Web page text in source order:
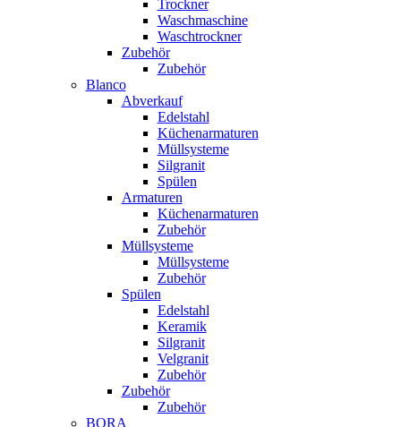
Trockner
Waschmaschine
Waschtrockner
Zubehör
Zubehör
Blanco
Abverkauf
Edelstahl
Küchenarmaturen
Müllsysteme
Silgranit
Spülen
Armaturen
Küchenarmaturen
Zubehör
Müllsysteme
Müllsysteme
Zubehör
Spülen
Edelstahl
Keramik
Silgranit
Velgranit
Zubehör
Zubehör
Zubehör
BORA